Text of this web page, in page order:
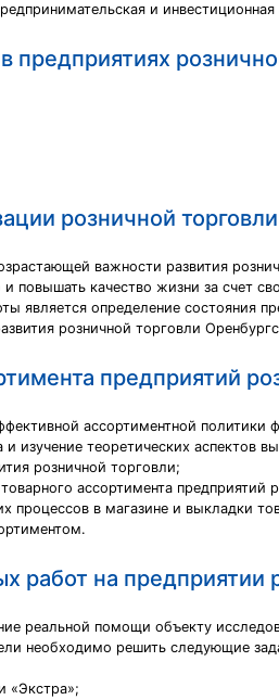
и
предприятиях
розничной
важности развития
повышать качество жизни за счет
является определение состояния
розничной торговли
предприятий
ассортиментной
и изучение теоретических
розничной торговли;
ассортимента предприятий
процессов в магазине и выкладки
работ на предприятии
реальной помощи объекту
необходимо решить следующие
«Экстра»;